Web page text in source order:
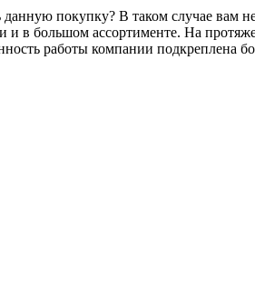
покупку? В таком случае вам
и в большом ассортименте. На
работы компании подкреплена